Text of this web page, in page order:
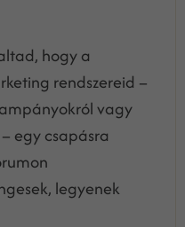
hogy a
rendszereid –
vagy
egy csapásra
legyenek